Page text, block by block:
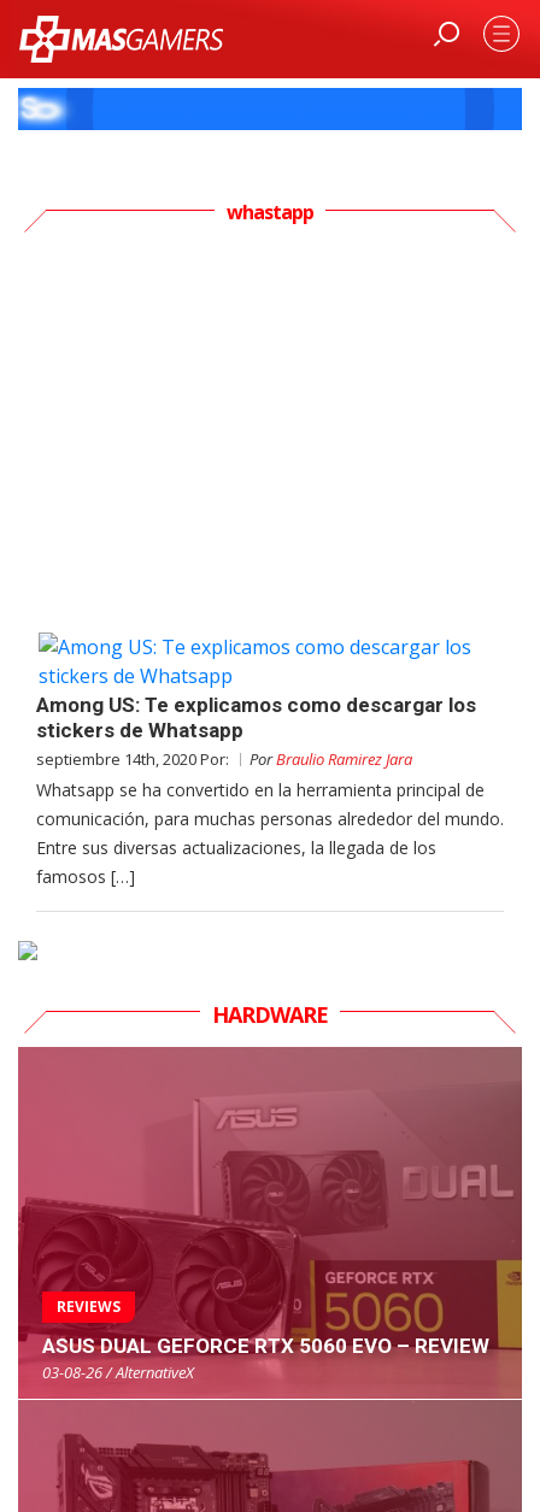
whastapp
Among US: Te explicamos como descargar los
stickers de Whatsapp
septiembre 14th, 2020 Por: PorBraulio Ramirez Jara
Whatsapp se ha convertido en la herramienta principal de
comunicación, para muchas personas alrededor del mundo.
Entre sus diversas actualizaciones, la llegada de los
famosos […]
HARDWARE
REVIEWS
ASUS DUAL GEFORCE RTX 5060 EVO – REVIEW
03-08-26 / AlternativeX